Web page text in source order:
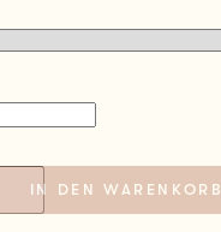
IN DEN WARENKORB